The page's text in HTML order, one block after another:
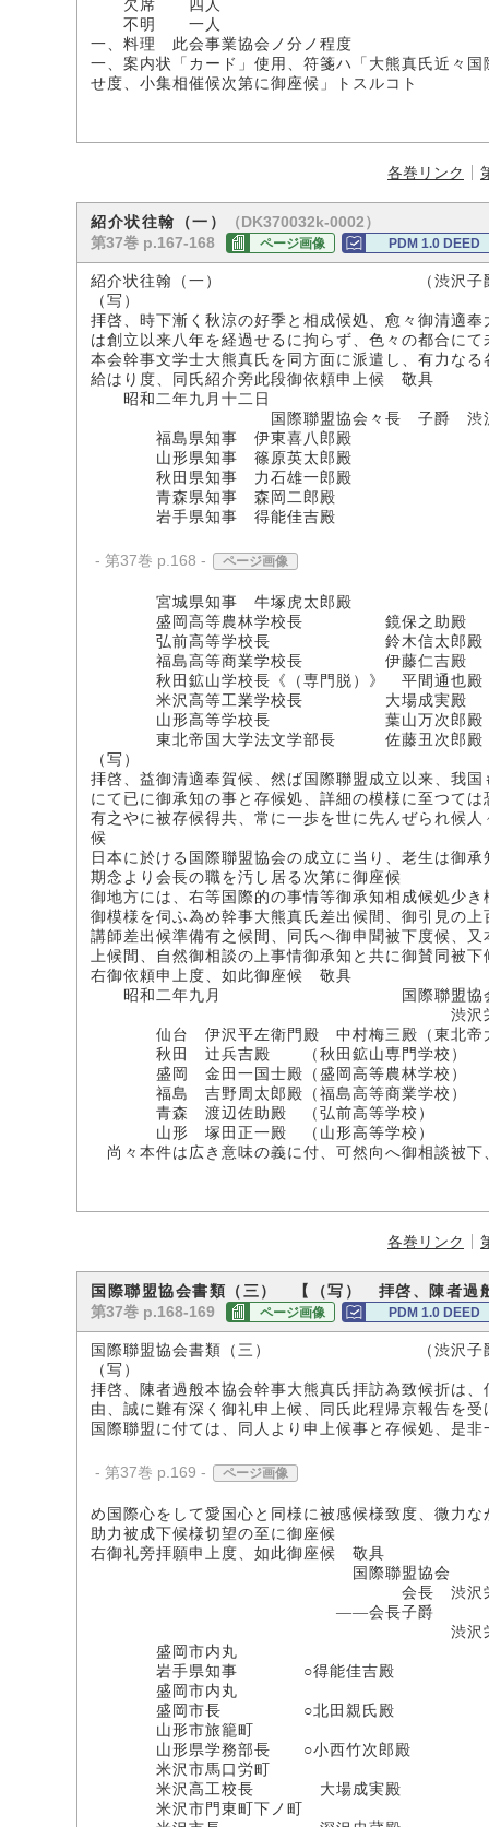
欠席 四人
不明 一人
一、料理 此会事業協会ノ分ノ程度
一、案内状「カード」使用、符箋ハ「大熊真氏近々
せ度、小集相催候次第に御座候」トスルコト
各巻リンク
紹介状往翰（一）
（DK370032k-0002）
第37巻 p.167-168
ページ画像 PDM 1.0 DEED
紹介状往翰（一） （渋沢子爵家
（写）
拝啓、時下漸く秋涼の好季と相成候処、愈々御清適
は創立以来八年を経過せるに拘らず、色々の都合に
本会幹事文学士大熊真氏を同方面に派遣し、有力な
給はり度、同氏紹介旁此段御依頼申上候 敬具
昭和二年九月十二日
国際聯盟協会々長 子爵 渋沢
福島県知事 伊東喜八郎殿
山形県知事 篠原英太郎殿
秋田県知事 力石雄一郎殿
青森県知事 森岡二郎殿
岩手県知事 得能佳吉殿
- 第37巻 p.168 - ページ画像
宮城県知事 牛塚虎太郎殿
盛岡高等農林学校長 鏡保之助
弘前高等学校長 鈴木信太郎殿
福島高等商業学校長 伊藤仁吉殿
秋田鉱山学校長《（専門脱）》 平間通也殿
米沢高等工業学校長 大場成実殿
山形高等学校長 葉山万次郎殿
東北帝国大学法文学部長 佐藤丑次郎殿
（写）
拝啓、益御清適奉賀候、然ば国際聯盟成立以来、我
にて已に御承知の事と存候処、詳細の模様に至つて
有之やに被存候得共、常に一歩を世に先んぜられ候
候
日本に於ける国際聯盟協会の成立に当り、老生は御
期念より会長の職を汚し居る次第に御座候
御地方には、右等国際的の事情等御承知相成候処少
御模様を伺ふ為め幹事大熊真氏差出候間、御引見の
講師差出候準備有之候間、同氏へ御申聞被下
上候間、自然御相談の上事情御承知と共に御賛同被
右御依頼申上度、如此御座候 敬具
昭和二年九月 国際聯盟協
渋沢栄
仙台 伊沢平左衛門殿 中村梅三殿（東北帝
秋田 辻兵吉殿 （秋田鉱山専門学校）
盛岡 金田一国士殿（盛岡高等農林学校）
福島 吉野周太郎殿（福島高等商業学校）
青森 渡辺佐助殿 （弘前高等学校）
山形 塚田正一殿 （山形高等学校）
尚々本件は広き意味の義に付、可然向へ御相談被下
各巻リンク
国際聯盟協会書類（三） 【（写） 拝啓、陳者過
第37巻 p.168-169 ページ画像 PDM 1.0 DEED
国際聯盟協会書類（三） （渋沢子爵
（写）
拝啓、陳者過般本協会幹事大熊真氏拝訪為致候折は
由、誠に難有深く御礼申上候、同氏此程帰京報告を
国際聯盟に付ては、同人より申上候事と存候処、是
- 第37巻 p.169 - ページ画像
め国際心をして愛国心と同様に被感候様致度、微力
助力被成下候様切望の至に御座候
右御礼旁拝願申上度、如此御座候 敬具
国際聯盟協会
会長 渋沢栄
――会長子爵
渋沢栄
盛岡市内丸
岩手県知事 ○得能佳吉殿
盛岡市内丸
盛岡市長 ○北田親氏殿
山形市旅籠町
山形県学務部長 ○小西竹次郎殿
米沢市馬口労町
米沢高工校長 大場成実殿
米沢市門東町下ノ町